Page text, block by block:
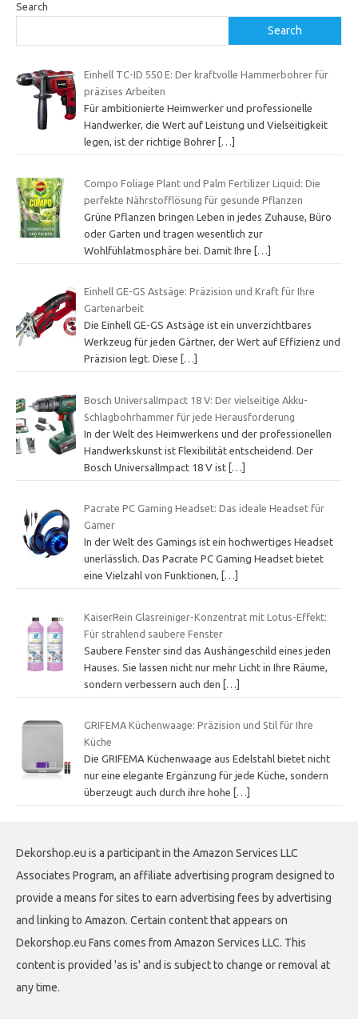
Search
Search
Einhell TC-ID 550 E: Der kraftvolle Hammerbohrer für
präzises Arbeiten
Für ambitionierte Heimwerker und professionelle
Handwerker, die Wert auf Leistung und Vielseitigkeit
legen, ist der richtige Bohrer […]
Compo Foliage Plant und Palm Fertilizer Liquid: Die
perfekte Nährstofflösung für gesunde Pflanzen
Grüne Pflanzen bringen Leben in jedes Zuhause, Büro
oder Garten und tragen wesentlich zur
Wohlfühlatmosphäre bei. Damit Ihre […]
Einhell GE-GS Astsäge: Präzision und Kraft für Ihre
Gartenarbeit
Die Einhell GE-GS Astsäge ist ein unverzichtbares
Werkzeug für jeden Gärtner, der Wert auf Effizienz und
Präzision legt. Diese
[…]
Bosch UniversalImpact 18 V: Der vielseitige Akku-
Schlagbohrhammer für jede Herausforderung
In der Welt des Heimwerkens und der professionellen
Handwerkskunst ist Flexibilität entscheidend. Der
Bosch UniversalImpact 18 V ist […]
Pacrate PC Gaming Headset: Das ideale Headset für
Gamer
In der Welt des Gamings ist ein hochwertiges Headset
unerlässlich. Das Pacrate PC Gaming Headset bietet
eine Vielzahl von Funktionen,
[…]
KaiserRein Glasreiniger-Konzentrat mit Lotus-Effekt:
Für strahlend saubere Fenster
Saubere Fenster sind das Aushängeschild eines jeden
Hauses. Sie lassen nicht nur mehr Licht in Ihre Räume,
sondern verbessern auch den […]
GRIFEMA Küchenwaage: Präzision und Stil für Ihre
Küche
Die GRIFEMA Küchenwaage aus Edelstahl bietet nicht
nur eine elegante Ergänzung für jede Küche, sondern
überzeugt auch durch ihre hohe
[…]
Dekorshop.eu is a participant in the Amazon Services LLC
Associates Program, an affiliate advertising program designed to
provide a means for sites to earn advertising fees by advertising
and linking to Amazon. Certain content that appears on
Dekorshop.eu Fans comes from Amazon Services LLC. This
content is provided 'as is' and is subject to change or removal at
any time.